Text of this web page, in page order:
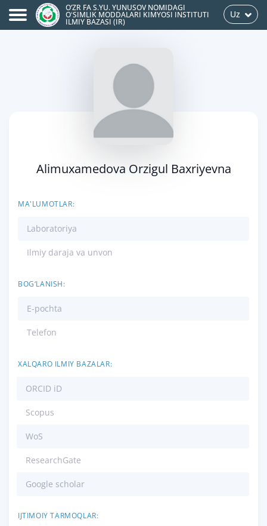
O‘ZR FA S.YU. YUNUSOV NOMIDAGI
OʻSIMLIK MODDALARI KIMYOSI INSTITUTI
ILMIY BAZASI (IR)
Uz
Alimuxamedova Orzigul Baxriyevna
MA'LUMOTLAR:
Laboratoriya
Ilmiy daraja va unvon
BOG‘LANISH:
E-pochta
Telefon
XALQARO ILMIY BAZALAR:
ORCID iD
Scopus
WoS
ResearchGate
Google scholar
IJTIMOIY TARMOQLAR: